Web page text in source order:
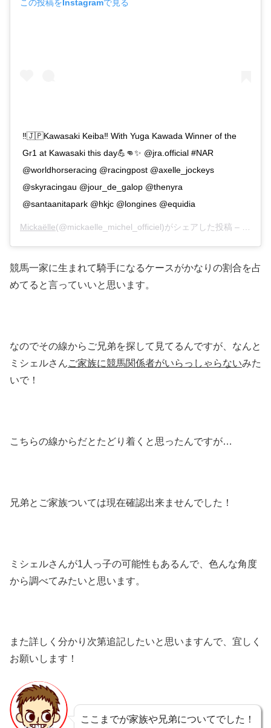
この投稿をInstagramで見る
‼️🇯🇵Kawasaki Keiba‼️ With Yuga Kawada Winner of the
Gr1 at Kawasaki this day💪👊✨ @jra.official #NAR
@worldhorseracing @racingpost @axelle_jockeys
@skyracingau @jour_de_galop @thenyra
@santaanitapark @hkjc @longines @equidia
Mickaëlle(@mickaelle_michel_officiel)がシェアした投稿 –
競馬一家に生まれて騎手になるケースがかなりの割合を占
めてると言っていいと思います。
なのでその線からご兄弟を探して見てるんですが、なんと
ミシェルさんご家族に競馬関係者がいらっしゃらないみた
いで！
こちらの線からだとたどり着くと思ったんですが…
兄弟とご家族ついては現在確認出来ませんでした！
ミシェルさんが1人っ子の可能性もあるんで、色んな角度
から調べてみたいと思います。
また詳しく分かり次第追記したいと思いますんで、宜しく
お願いします！
ここまでが家族や兄弟についてでした！